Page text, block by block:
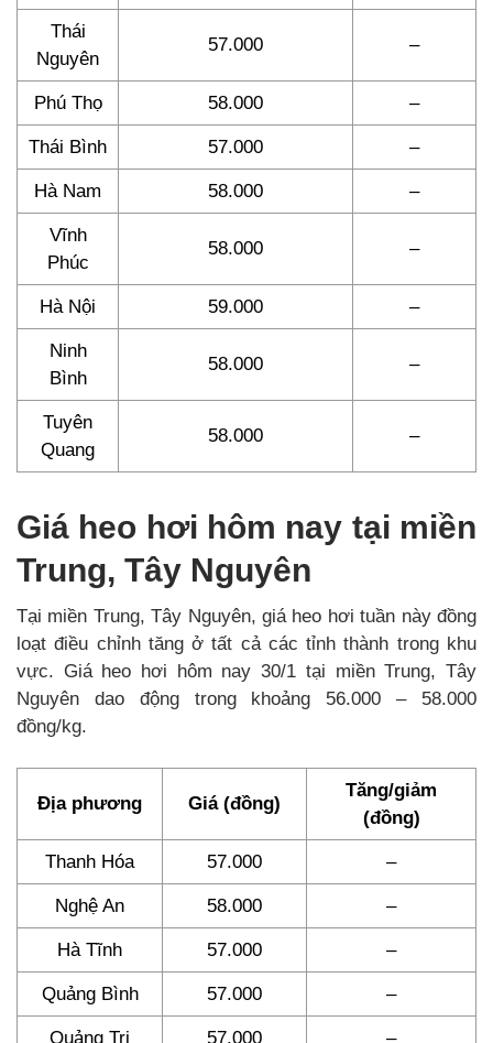
Thái
Nguyên
57.000 –
Phú Thọ 58.000 –
Thái Bình 57.000 –
Hà Nam 58.000 –
Vĩnh
Phúc
58.000 –
Hà Nội 59.000 –
Ninh
Bình
58.000 –
Tuyên
Quang
58.000 –
Giá heo hơi hôm nay tại miền
Trung, Tây Nguyên
Tại miền Trung, Tây Nguyên, giá heo hơi tuần này đồng
loạt điều chỉnh tăng ở tất cả các tỉnh thành trong khu
vực. Giá heo hơi hôm nay 30/1 tại miền Trung, Tây
Nguyên dao động trong khoảng 56.000 – 58.000
đồng/kg.
Địa phương Giá (đồng)
Tăng/giảm
(đồng)
Thanh Hóa 57.000 –
Nghệ An 58.000 –
Hà Tĩnh 57.000 –
Quảng Bình 57.000 –
Quảng Trị 57.000 –